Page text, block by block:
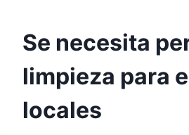
Se necesita
limpieza para
locales